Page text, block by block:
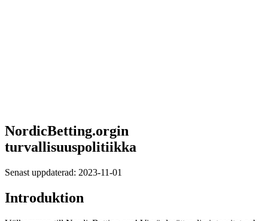
NordicBetting.orgin
turvallisuuspolitiikka
Senast uppdaterad: 2023-11-01
Introduktion